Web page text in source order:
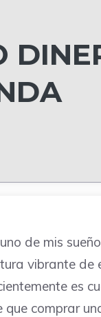
de mis
vibrante
es
que comprar